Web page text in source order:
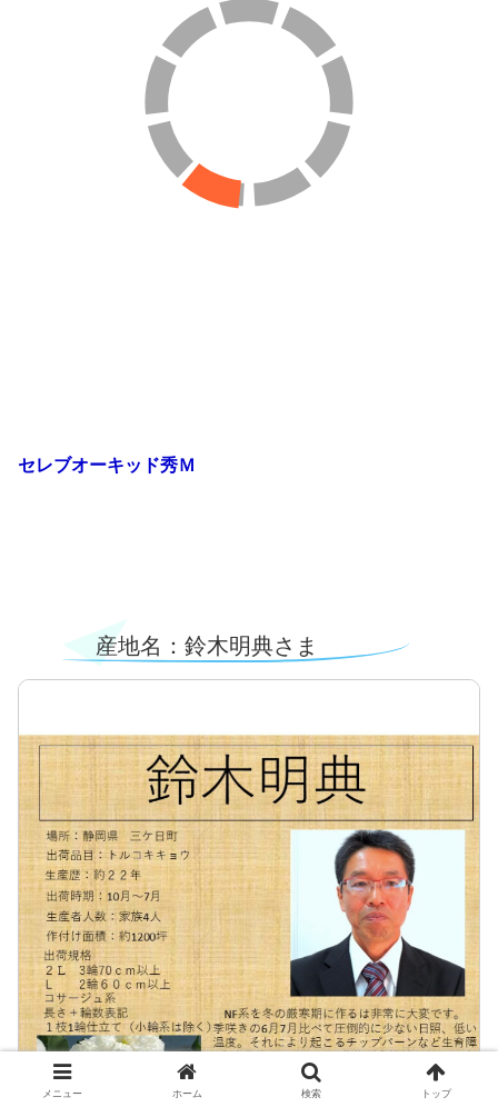
セレブオーキッド秀Ｍ
産地名：鈴木明典さま
メニュー ホーム 検索 トップ